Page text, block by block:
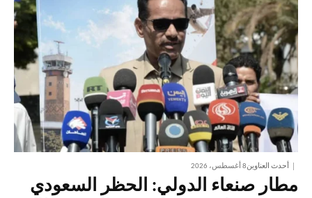
أحدث العناوين8 أغسطس، 2026
مطار صنعاء الدولي: الحظر السعودي